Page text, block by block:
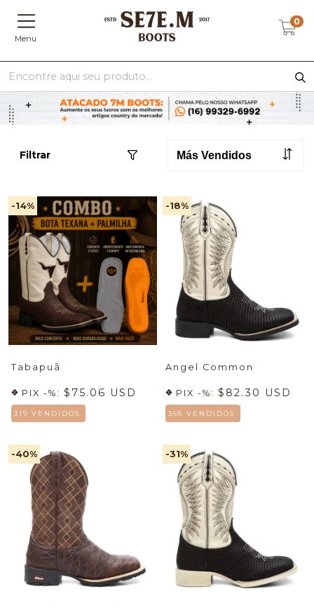
Menu
0
Filtrar
-14%
Tabapuã
PIX -%: $75.06 USD
319 VENDIDOS.
-18%
Angel Common
PIX -%: $82.30 USD
366 VENDIDOS.
-40% -31%